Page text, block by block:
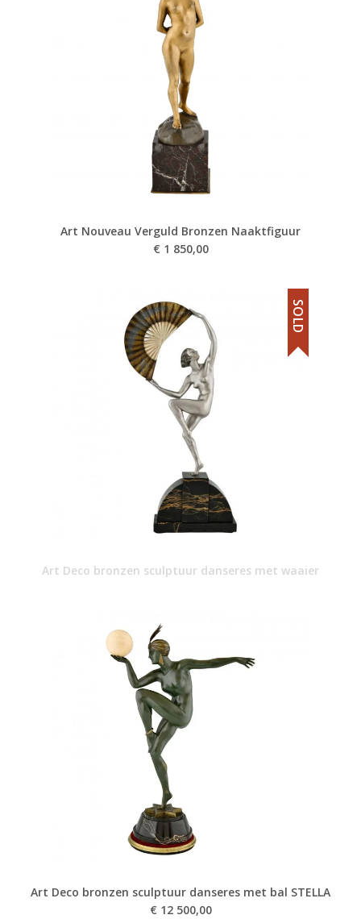
Art Nouveau Verguld Bronzen Naaktfiguur
€ 1 850,00
Art Deco bronzen sculptuur danseres met waaier
SOLD
Art Deco bronzen sculptuur danseres met bal STELLA
€ 12 500,00